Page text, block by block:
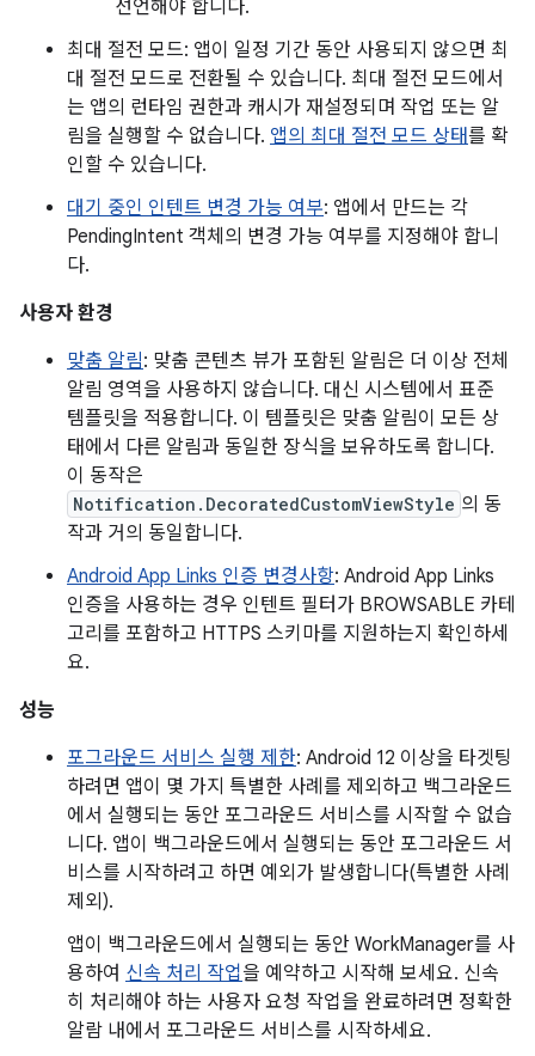
선언해야 합니다.
최대 절전 모드: 앱이 일정 기간 동안 사용되지 않으면 최
대 절전 모드로 전환될 수 있습니다. 최대 절전 모드에서
는 앱의 런타임 권한과 캐시가 재설정되며 작업 또는 알
림을 실행할 수 없습니다. 앱의 최대 절전 모드 상태를 확
인할 수 있습니다.
대기 중인 인텐트 변경 가능 여부: 앱에서 만드는 각
PendingIntent 객체의 변경 가능 여부를 지정해야 합니
다.
사용자 환경
맞춤 알림: 맞춤 콘텐츠 뷰가 포함된 알림은 더 이상 전체
알림 영역을 사용하지 않습니다. 대신 시스템에서 표준
템플릿을 적용합니다. 이 템플릿은 맞춤 알림이 모든 상
태에서 다른 알림과 동일한 장식을 보유하도록 합니다.
이 동작은
Notification.DecoratedCustomViewStyle 의 동
작과 거의 동일합니다.
Android App Links 인증 변경사항: Android App Links
인증을 사용하는 경우 인텐트 필터가 BROWSABLE 카테
고리를 포함하고 HTTPS 스키마를 지원하는지 확인하세
요.
성능
포그라운드 서비스 실행 제한: Android 12 이상을 타겟팅
하려면 앱이 몇 가지 특별한 사례를 제외하고 백그라운드
에서 실행되는 동안 포그라운드 서비스를 시작할 수 없습
니다. 앱이 백그라운드에서 실행되는 동안 포그라운드 서
비스를 시작하려고 하면 예외가 발생합니다(특별한 사례
제외).
앱이 백그라운드에서 실행되는 동안 WorkManager를 사
용하여 신속 처리 작업을 예약하고 시작해 보세요. 신속
히 처리해야 하는 사용자 요청 작업을 완료하려면 정확한
알람 내에서 포그라운드 서비스를 시작하세요.